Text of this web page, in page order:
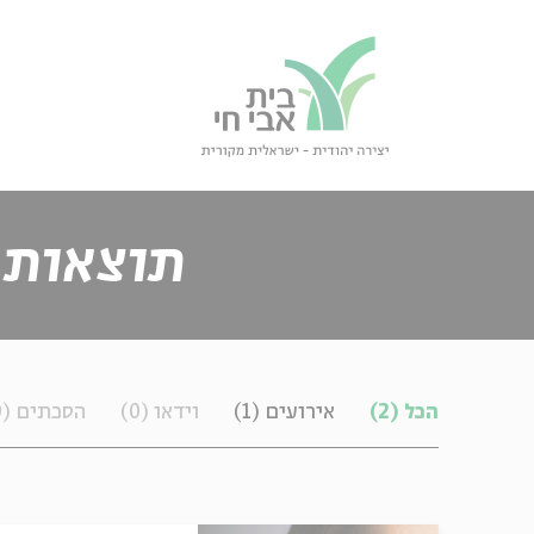
תכנים
הכל (2) אירועים (1) וידאו (0) הסכתים (0)